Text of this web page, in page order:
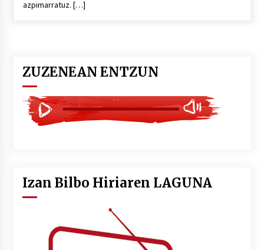
da
2026/07/07
2026/07/03
SOINUGELA: Paul McCartney eta Ringo Starr-en
azpimarratuz. […]
ZUZENEAN ENTZUN
Izan Bilbo Hiriaren LAGUNA